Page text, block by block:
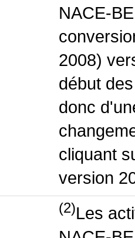
NACE-
2008)
début
donc
cliquant
version
(2)Les